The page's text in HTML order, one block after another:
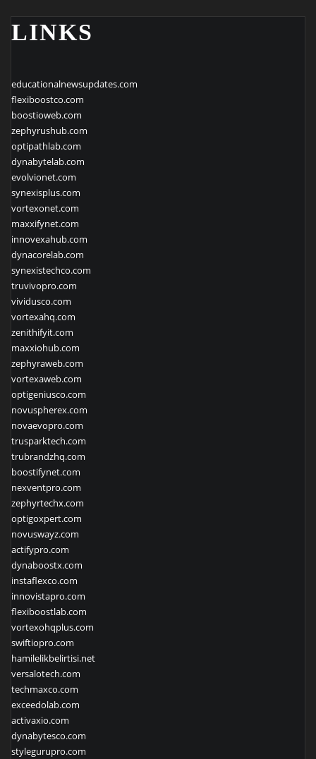
LINKS
educationalnewsupdates.com
flexiboostco.com
boostioweb.com
zephyrushub.com
optipathlab.com
dynabytelab.com
evolvionet.com
synexisplus.com
vortexonet.com
maxxifynet.com
innovexahub.com
dynacorelab.com
synexistechco.com
truvivopro.com
vividusco.com
vortexahq.com
zenithifyit.com
maxxiohub.com
zephyraweb.com
vortexaweb.com
optigeniusco.com
novuspherex.com
novaevopro.com
trusparktech.com
trubrandzhq.com
boostifynet.com
nexventpro.com
zephyrtechx.com
optigoxpert.com
novuswayz.com
actifypro.com
dynaboostx.com
instaflexco.com
innovistapro.com
flexiboostlab.com
vortexohqplus.com
swiftiopro.com
hamilelikbelirtisi.net
versalotech.com
techmaxco.com
exceedolab.com
activaxio.com
dynabytesco.com
stylegurupro.com